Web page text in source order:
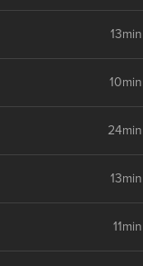
13min
10min
24min
13min
11min